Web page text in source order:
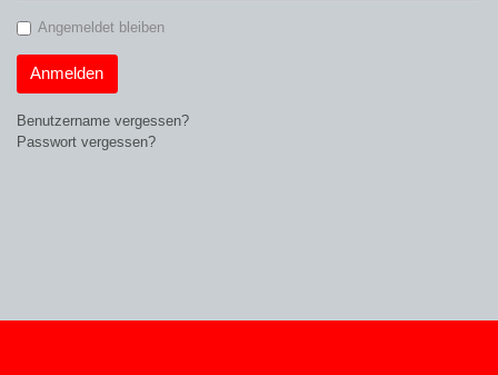
Angemeldet bleiben
Anmelden
Benutzername vergessen?
Passwort vergessen?